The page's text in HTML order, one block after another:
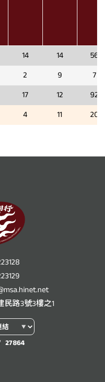
14 14
56
2 9
7
17 12
92
4 11 20
民路3號3樓之1
27864